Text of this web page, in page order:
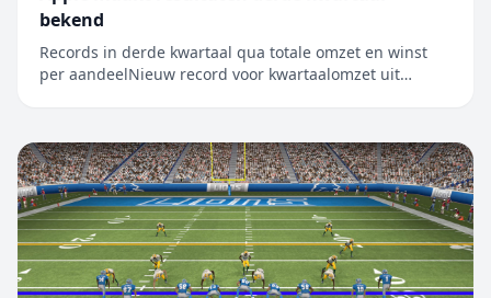
bekend
Records in derde kwartaal qua totale omzet en winst
per aandeelNieuw record voor kwartaalomzet uit
voor het derde kwartaal van het boekjaar 2026, dat
werd afgesloten op 27 juni 2026. De kwart...